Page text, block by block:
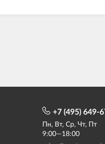
+7 (495) 649-
Пн, Вт, Ср, Чт, Пт
9:00—18:00